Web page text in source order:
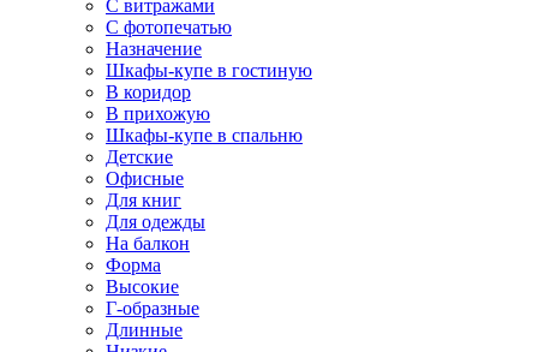
С витражами
С фотопечатью
Назначение
Шкафы-купе в гостиную
В коридор
В прихожую
Шкафы-купе в спальню
Детские
Офисные
Для книг
Для одежды
На балкон
Форма
Высокие
Г-образные
Длинные